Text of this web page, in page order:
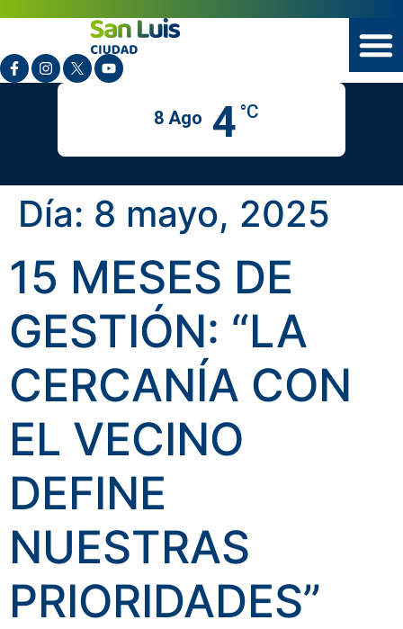
8 Ago 4 °C
Día: 8 mayo, 2025
15 MESES DE
GESTIÓN: “LA
CERCANÍA CON
EL VECINO
DEFINE
NUESTRAS
PRIORIDADES”